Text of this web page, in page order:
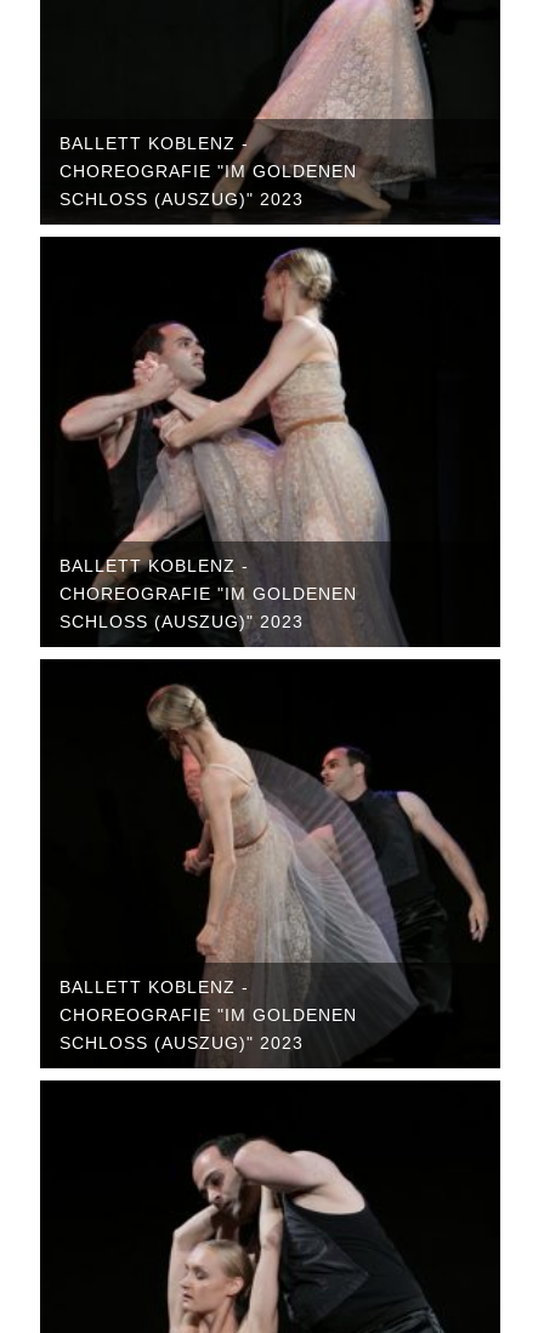
BALLETT KOBLENZ -
CHOREOGRAFIE "IM GOLDENEN
SCHLOSS (AUSZUG)" 2023
BALLETT KOBLENZ -
CHOREOGRAFIE "IM GOLDENEN
SCHLOSS (AUSZUG)" 2023
BALLETT KOBLENZ -
CHOREOGRAFIE "IM GOLDENEN
SCHLOSS (AUSZUG)" 2023